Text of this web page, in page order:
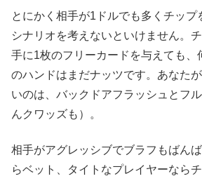
とにかく相手が1ドルでも多くチップ
シナリオを考えないといけません。
手に1枚のフリーカードを与えても、
のハンドはまだナッツです。あなた
いのは、バックドアフラッシュとフ
んクワッズも）。
相手がアグレッシブでブラフもばん
らベット、タイトなプレイヤーなら